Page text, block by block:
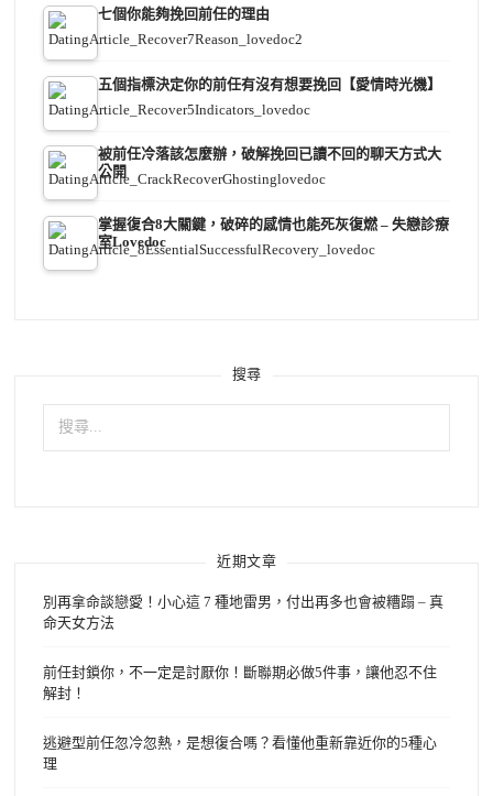
七個你能夠挽回前任的理由
五個指標決定你的前任有沒有想要挽回【愛情時光機】
被前任冷落該怎麼辦，破解挽回已讀不回的聊天方式大
公開
掌握復合8大關鍵，破碎的感情也能死灰復燃 – 失戀診療
室Lovedoc
搜尋
搜
鍵
近期文章
別再拿命談戀愛！小心這 7 種地雷男，付出再多也會被糟蹋 – 真
命天女方法
前任封鎖你，不一定是討厭你！斷聯期必做5件事，讓他忍不住
解封！
逃避型前任忽冷忽熱，是想復合嗎？看懂他重新靠近你的5種心
理